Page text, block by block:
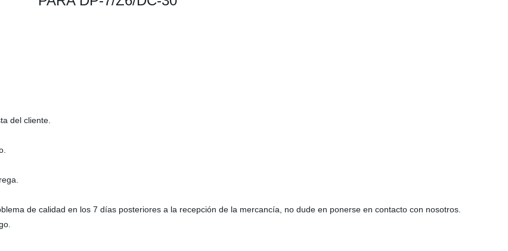
del cliente.
de calidad en los 7 días posteriores a la recepción de la mercancía, no dude en ponerse en contacto con nosotros.